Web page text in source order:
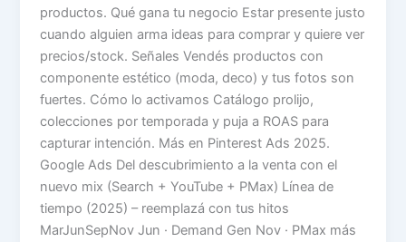
productos. Qué gana tu negocio Estar presente justo
cuando alguien arma ideas para comprar y quiere ver
precios/stock. Señales Vendés productos con
componente estético (moda, deco) y tus fotos son
fuertes. Cómo lo activamos Catálogo prolijo,
colecciones por temporada y puja a ROAS para
capturar intención. Más en Pinterest Ads 2025.
Google Ads Del descubrimiento a la venta con el
nuevo mix (Search + YouTube + PMax) Línea de
tiempo (2025) – reemplazá con tus hitos
MarJunSepNov Jun · Demand Gen Nov · PMax más